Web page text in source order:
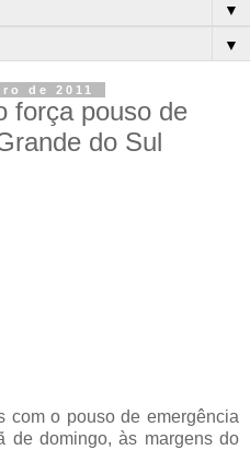
▼
▼
de 2011
força pouso de
do Sul
com o pouso de emergência
de domingo, às margens do